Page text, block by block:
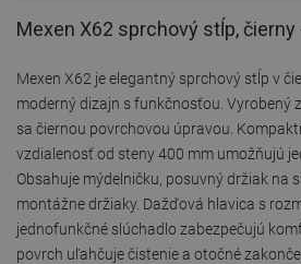
Mexen X62 sprchový stĺp,
Mexen X62 je elegantný sprchový stĺp v
moderný dizajn s funkčnosťou. Vyrobený
sa čiernou povrchovou úpravou.
vzdialenosť od steny 400 mm umožňujú
Obsahuje mýdelničku, posuvný držiak na
montážne držiaky. Dažďová hlavica s
jednofunkčné slúchadlo zabezpečujú
povrch uľahčuje čistenie a otočné